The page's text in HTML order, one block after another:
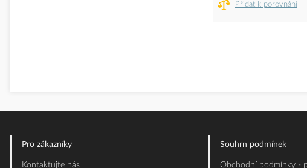
Přidat k porovnání
Pro zákazníky
Kontaktujte nás
Souhrn podmínek
Obchodní podmínky -